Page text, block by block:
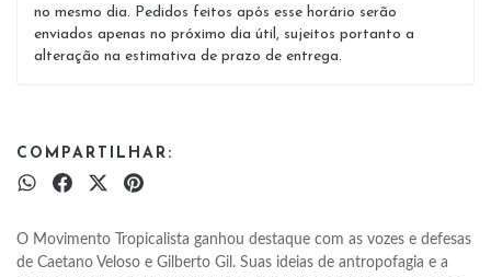
no mesmo dia. Pedidos feitos após esse horário serão
enviados apenas no próximo dia útil, sujeitos portanto a
alteração na estimativa de prazo de entrega.
COMPARTILHAR:
O Movimento Tropicalista ganhou destaque com as vozes e defesas
de Caetano Veloso e Gilberto Gil. Suas ideias de antropofagia e a